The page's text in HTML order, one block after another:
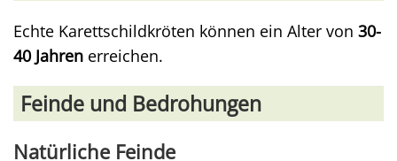
Echte Karettschildkröten können ein Alter von 30-
40 Jahren erreichen.
Feinde und Bedrohungen
Natürliche Feinde